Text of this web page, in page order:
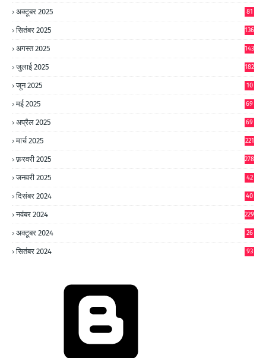
अक्टूबर 2025 81
सितंबर 2025 136
अगस्त 2025 143
जुलाई 2025 182
जून 2025
10
मई 2025 69
अप्रैल 2025 69
मार्च 2025 221
फ़रवरी 2025 278
जनवरी 2025
42
दिसंबर 2024
40
नवंबर 2024 229
अक्टूबर 2024
26
सितंबर 2024 93